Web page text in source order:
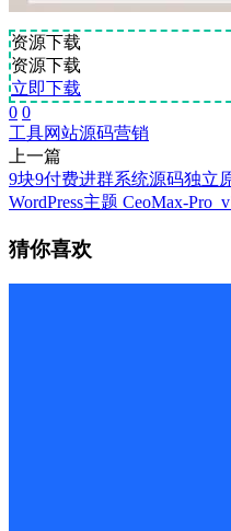
资源下载
资源下载
立即下载
0 0
工具网站源码营销
上一篇
9块9付费进群系统源码独立
WordPress主题 CeoMax-
猜你喜欢